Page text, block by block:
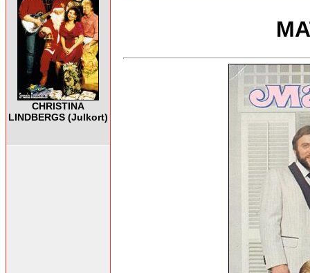
CHRISTINA
LINDBERGS (Julkort)